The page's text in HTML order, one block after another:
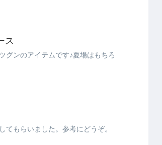
ス
グンのアイテムです♪夏場はもちろ
てもらいました。参考にどうぞ。